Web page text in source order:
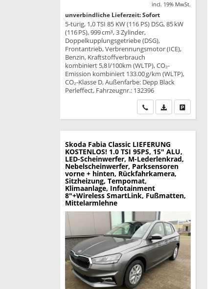
incl. 19% MwSt.
unverbindliche Lieferzeit: Sofort
5-türig, 1,0 TSI 85 KW (116 PS) DSG, 85 kW
(116 PS), 999 cm³, 3 Zylinder,
Doppelkupplungsgetriebe (DSG),
Frontantrieb, Verbrennungsmotor (ICE),
Benzin, Kraftstoffverbrauch
kombiniert 5,8 l/100km (WLTP), CO₂-
Emission kombiniert 133.00 g/km (WLTP),
CO₂-Klasse D, Außenfarbe: Depp Black
Perleffect, Fahrzeugnr.: 132396
Wir rufen Sie an
PDF-Datei,Drucken,
Skoda Fabia Classic LIEFERUNG
KOSTENLOS! 1.0 TSI 95PS, 15" ALU,
LED-Scheinwerfer, M-Lederlenkrad,
Nebelscheinwerfer, Parksensoren
vorne + hinten, Rückfahrkamera,
Sitzheizung, Tempomat,
Klimaanlage, Infotainment
8"+Wireless SmartLink, Fußmatten,
Mittelarmlehne